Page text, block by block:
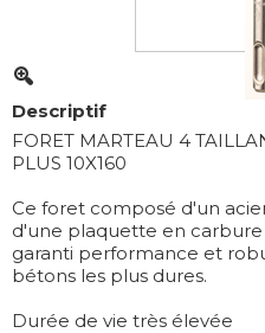
Descriptif
FORET MARTEAU 4
PLUS 10X160
Ce foret composé d'un
d'une plaquette en
garanti performance et
bétons les plus dures.
Durée de vie très élevée